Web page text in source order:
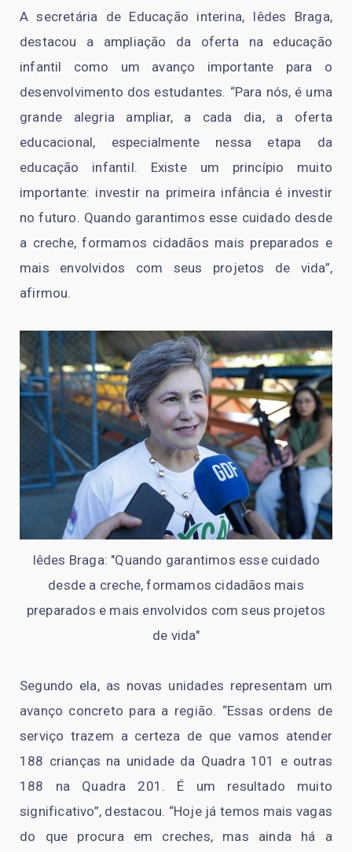
A secretária de Educação interina, Iêdes Braga,
destacou a ampliação da oferta na educação
infantil como um avanço importante para o
desenvolvimento dos estudantes. “Para nós, é uma
grande alegria ampliar, a cada dia, a oferta
educacional, especialmente nessa etapa da
educação infantil. Existe um princípio muito
importante: investir na primeira infância é investir
no futuro. Quando garantimos esse cuidado desde
a creche, formamos cidadãos mais preparados e
mais envolvidos com seus projetos de vida”,
afirmou.
Iêdes Braga: "Quando garantimos esse cuidado
desde a creche, formamos cidadãos mais
preparados e mais envolvidos com seus projetos
de vida"
Segundo ela, as novas unidades representam um
avanço concreto para a região. “Essas ordens de
serviço trazem a certeza de que vamos atender
188 crianças na unidade da Quadra 101 e outras
188 na Quadra 201. É um resultado muito
significativo”, destacou. “Hoje já temos mais vagas
do que procura em creches, mas ainda há a